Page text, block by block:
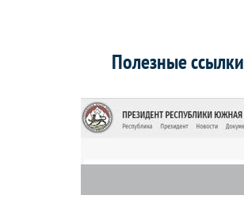
Полезные ссылки